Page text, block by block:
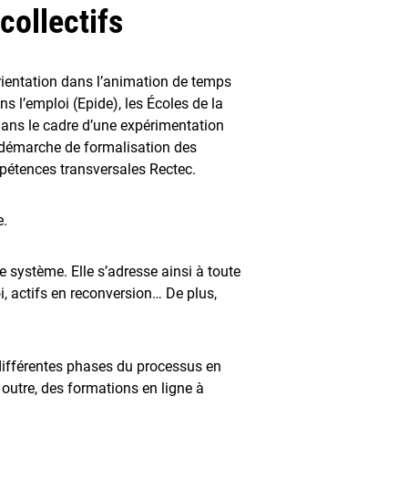
collectifs
dans l’animation de temps
l’emploi (Epide), les Écoles de la
le cadre d’une expérimentation
de formalisation des
transversales Rectec.
système. Elle s’adresse ainsi à toute
actifs en reconversion… De plus,
phases du processus en
des formations en ligne à